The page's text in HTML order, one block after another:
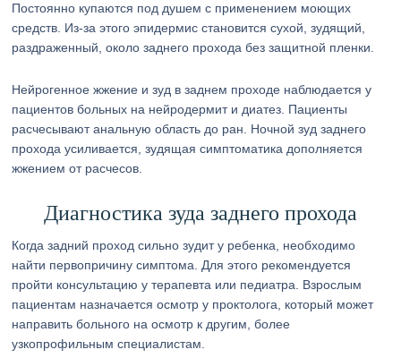
Постоянно купаются под душем с применением моющих
средств. Из-за этого эпидермис становится сухой, зудящий,
раздраженный, около заднего прохода без защитной пленки.
Нейрогенное жжение и зуд в заднем проходе наблюдается у
пациентов больных на нейродермит и диатез. Пациенты
расчесывают анальную область до ран. Ночной зуд заднего
прохода усиливается, зудящая симптоматика дополняется
жжением от расчесов.
Диагностика зуда заднего прохода
Когда задний проход сильно зудит у ребенка, необходимо
найти первопричину симптома. Для этого рекомендуется
пройти консультацию у терапевта или педиатра. Взрослым
пациентам назначается осмотр у проктолога, который может
направить больного на осмотр к другим, более
узкопрофильным специалистам.